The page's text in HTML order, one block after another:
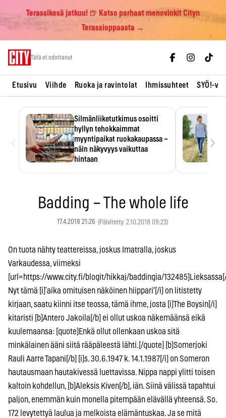
Terassikesä jatkuu! 🍺 Katso parhaat menovinkit Cityn
Terassioppaasta →
Tätä et odottanut
Etusivu Viihde Ruoka ja ravintolat Ihmissuhteet SYÖ!-
Silmänliiketutkimus osoitti
hyllyn tehokkaimmat
myyntipaikat ruokakaupassa –
näin näkyvyys vaikuttaa
hintaan
›
Badding – The whole life
17.4.2018 21:26 (Päivitetty: 2.10.2018 09:23)
On tuota nähty teattereissa, joskus Imatralla, joskus
Varkaudessa, viimeksi
[url=https://www.city.fi/blogit/hikkaj/baddingia/
Nyt tämä [i]’aika omituisen näköinen hiippari'[/i] on litistetty
kirjaan, saatu kiinni itse teossa, tämä ihme, josta [i]The Boysin[/i]
kitaristi [b]Antero Jakoila[/b] ei ollut uskoa näkemäänsä eikä
kuulemaansa: [quote]Enkä ollut ollenkaan uskoa sitä
minkälainen ääni siitä rääpäleestä lähti.[/quote] [b]Somerjoki
Rauli Aarre Tapani[/b] [i]s. 30.6.1947 k. 14.1.1987[/i] on Someron
hautausmaan hautakivessä luettavissa. Nippa nappi ylitti toisen
kaltoin kohdellun, [b]Aleksis Kiven[/b], iän. Siinä välissä tapahtui
paljon, enemmän kuin monella pitempään elävällä yhteensä. So.
172 levytettyä laulua ja melkoista elämäntuskaa. Ja se mitä